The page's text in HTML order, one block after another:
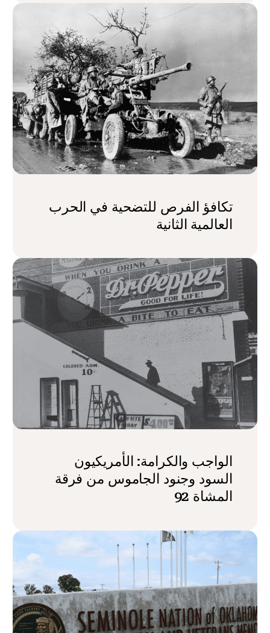
تكافؤ الفرص للتضحية في الحرب
العالمية الثانية
الواجب والكرامة: الأمريكيون
السود وجنود الجاموس من فرقة
المشاة 92